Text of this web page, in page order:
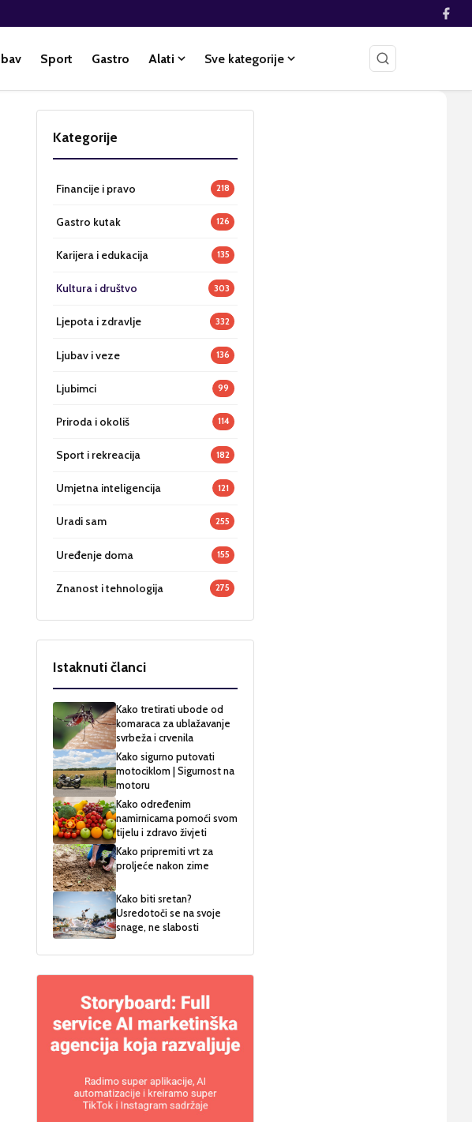
Sport Gastro Alati Sve kategorije
Kategorije
Financije i pravo 218
Gastro kutak 126
Karijera i edukacija 135
Kultura i društvo 303
Ljepota i zdravlje 332
Ljubav i veze 136
Ljubimci 99
Priroda i okoliš 114
Sport i rekreacija 182
Umjetna inteligencija 121
Uradi sam 255
Uređenje doma 155
Znanost i tehnologija 275
Istaknuti članci
Kako tretirati ubode od
komaraca za ublažavanje
svrbeža i crvenila
Kako sigurno putovati
motociklom | Sigurnost na
motoru
Kako određenim
namirnicama pomoći svom
tijelu i zdravo živjeti
Kako pripremiti vrt za
proljeće nakon zime
Kako biti sretan?
Usredotoči se na svoje
snage, ne slabosti